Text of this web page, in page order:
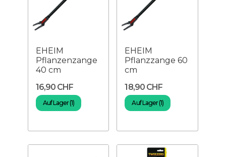
EHEIM
Pflanzenzange
40 cm
16,90 CHF
Auf Lager (1)
EHEIM
Pflanzzange 60
cm
18,90 CHF
Auf Lager (1)